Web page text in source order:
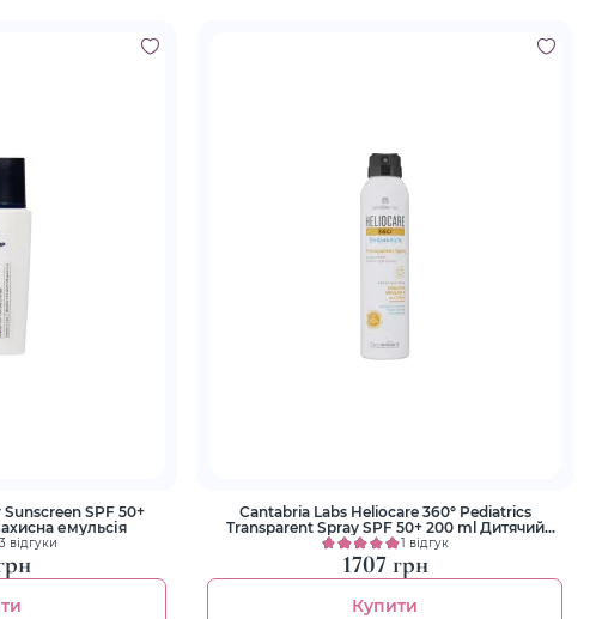
SPF 50+
емульсія
3 відгуки
Cantabria Labs Heliocare 360° Pediatrics
Transparent Spray SPF 50+ 200 ml Дитячий
сонцезахисний спрей
1 відгук
1707 грн
Купити